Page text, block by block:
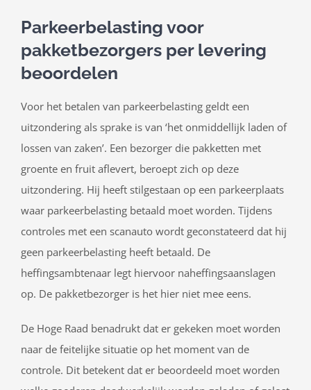
Parkeerbelasting voor
pakketbezorgers per levering
beoordelen
Voor het betalen van parkeerbelasting geldt een
uitzondering als sprake is van ‘het onmiddellijk laden of
lossen van zaken’. Een bezorger die pakketten met
groente en fruit aflevert, beroept zich op deze
uitzondering. Hij heeft stilgestaan op een parkeerplaats
waar parkeerbelasting betaald moet worden. Tijdens
controles met een scanauto wordt geconstateerd dat hij
geen parkeerbelasting heeft betaald. De
heffingsambtenaar legt hiervoor naheffingsaanslagen
op. De pakketbezorger is het hier niet mee eens.
De Hoge Raad benadrukt dat er gekeken moet worden
naar de feitelijke situatie op het moment van de
controle. Dit betekent dat er beoordeeld moet worden